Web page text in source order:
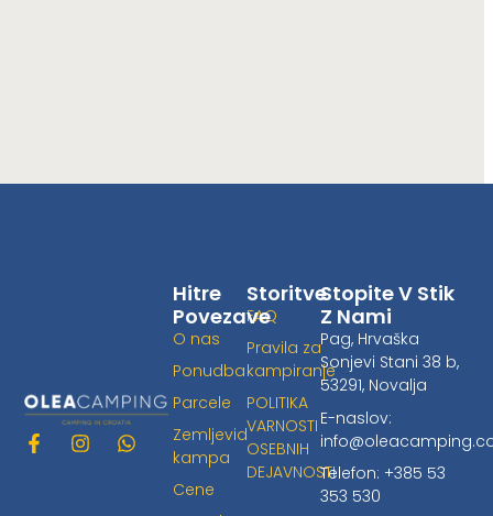
F
I
W
Storitve
FAQ
Pravila za
kampiranje
POLITIKA
VARNOSTI
OSEBNIH
DEJAVNOSTI
Hitre
Povezave
O nas
Ponudba
Parcele
Zemljevid
kampa
Cene
Stopite V Stik
Z Nami
Pag, Hrvaška
Sonjevi Stani 38 b,
53291, Novalja
E-naslov:
Telefon: +385 53
353 530